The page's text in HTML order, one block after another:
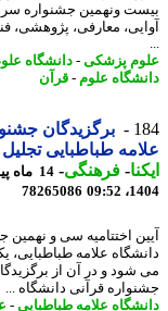
ونهمین جشنواره
معارفی، پژوهشی،
پزشکی-دانشگاه علوم
علوم-قرآن
برگزیدگان
طباطبایی تجلیل
-فرهنگی-
78265086
اختتامیه سی و نهمین
و در آن از برگزیدگان
قرآنی دانشگاه ...
علامه طباطبایی-